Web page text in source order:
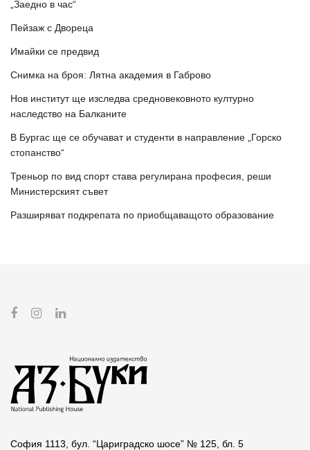
„Заедно в час“
Пейзаж с Двореца
Имайки се предвид
Снимка на броя: Лятна академия в Габрово
Нов институт ще изследва средновековното културно
наследство на Балканите
В Бургас ще се обучават и студенти в направление „Горско
стопанство“
Треньор по вид спорт става регулирана професия, реши
Министерският съвет
Разширяват подкрепата по приобщаващото образование
София 1113, бул. “Цариградско шосе” № 125, бл. 5